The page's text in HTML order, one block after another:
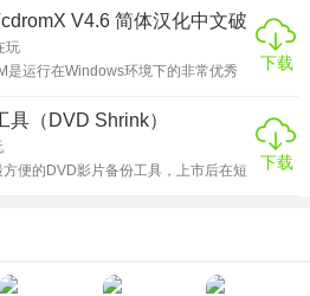
V4.6 简体汉化中文破
玩
是运行在Windows环境下的非常优秀
下载
具（DVD Shrink）
便的DVD影片备份工具，上市后在短
你也可以将原本需要拆片才可烧录的
张DVD烧录片中，而内建的DVD影片
使用。
下载